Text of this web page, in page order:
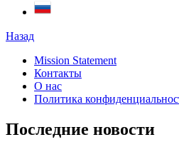
Назад
Mission Statement
Контакты
О нас
Политика
Последние новости